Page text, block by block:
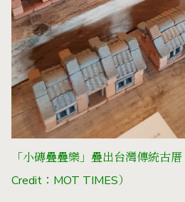
「小磚疊疊樂」疊出台灣傳統古
Credit：MOT TIMES）